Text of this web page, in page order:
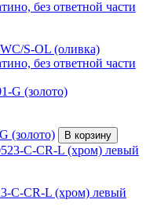
S-OL (оливка)
без ответной части
(золото)
В корзину
C-CR-L (хром) левый